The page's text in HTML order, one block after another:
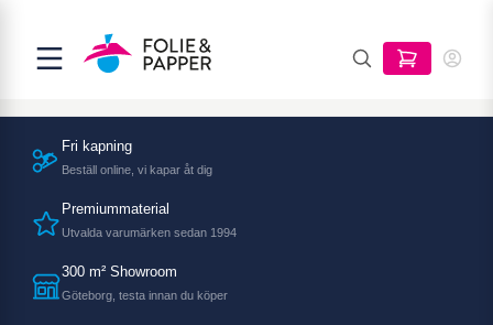
Fri kapning
Beställ online, vi kapar åt dig
Premiummaterial
Utvalda varumärken sedan 1994
300 m² Showroom
Göteborg, testa innan du köper